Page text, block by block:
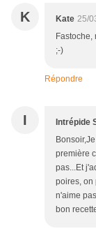
K Kate 25/
;-)
Répondre
I Intrépide
première
pas...Et
poires, on
n'aime
bon